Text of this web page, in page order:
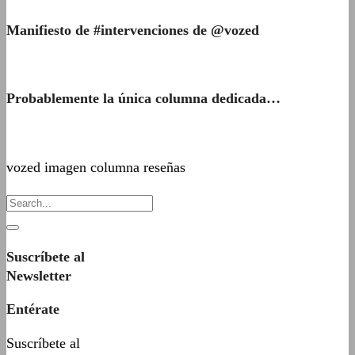
Manifiesto de #intervenciones de @vozed
Probablemente la única columna dedicada…
vozed imagen columna reseñas
Suscríbete al
Newsletter
Entérate
Suscríbete al